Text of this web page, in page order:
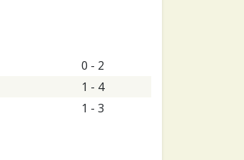
0 - 2
1 - 4
1 - 3